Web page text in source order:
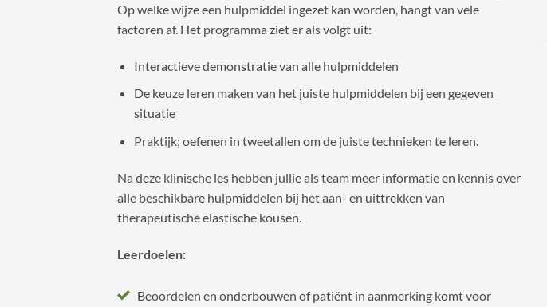
Op welke wijze een hulpmiddel ingezet kan worden, hangt van vele
factoren af. Het programma ziet er als volgt uit:
Interactieve demonstratie van alle hulpmiddelen
De keuze leren maken van het juiste hulpmiddelen bij een gegeven
situatie
Praktijk; oefenen in tweetallen om de juiste technieken te leren.
Na deze klinische les hebben jullie als team meer informatie en kennis over
alle beschikbare hulpmiddelen bij het aan- en uittrekken van
therapeutische elastische kousen.
Leerdoelen:
Beoordelen en onderbouwen of patiënt in aanmerking komt voor